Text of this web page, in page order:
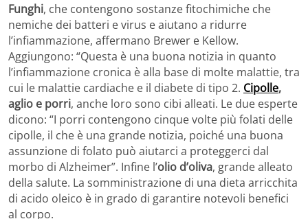
Funghi, che contengono sostanze fitochimiche che
nemiche dei batteri e virus e aiutano a ridurre
l’infiammazione, affermano Brewer e Kellow.
Aggiungono: “Questa è una buona notizia in quanto
l’infiammazione cronica è alla base di molte malattie, tra
cui le malattie cardiache e il diabete di tipo 2. Cipolle,
aglio e porri, anche loro sono cibi alleati. Le due esperte
dicono: “I porri contengono cinque volte più folati delle
cipolle, il che è una grande notizia, poiché una buona
assunzione di folato può aiutarci a proteggerci dal
morbo di Alzheimer”. Infine l’olio d’oliva, grande alleato
della salute. La somministrazione di una dieta arricchita
di acido oleico è in grado di garantire notevoli benefici
al corpo.